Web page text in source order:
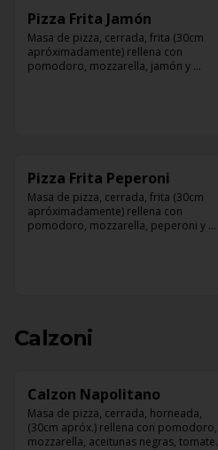
Pizza Frita Jamón
Masa de pizza, cerrada, frita (30cm
apróximadamente) rellena con
pomodoro, mozzarella, jamón y
Pizza Frita Peperoni
Masa de pizza, cerrada, frita (30cm
apróximadamente) rellena con
pomodoro, mozzarella, peperoni y
Calzoni
Calzon Napolitano
Masa de pizza, cerrada, horneada,
(30cm apróx.) rellena con pomodoro,
mozzarella, aceitunas negras, tomate,